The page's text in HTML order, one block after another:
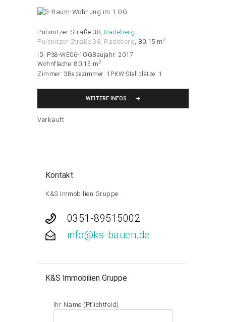
Pulsnitzer Straße 38 Radeberg
Pulsnitzer Straße 38, Radeberg 80.15 m2
ID: P38-WE06-1OG Baujahr: 2017
Wohnfläche: 80.15 m 2
Zimmer: 3Badezimmer: 1 PKW-Stellplätze: 1
WEITERE INFOS
Verkauft
Kontakt
K&S Immobilien Gruppe
0351-89515002
info@ks-bauen.de
K&S Immobilien Gruppe
Ihr Name (Pflichtfeld)